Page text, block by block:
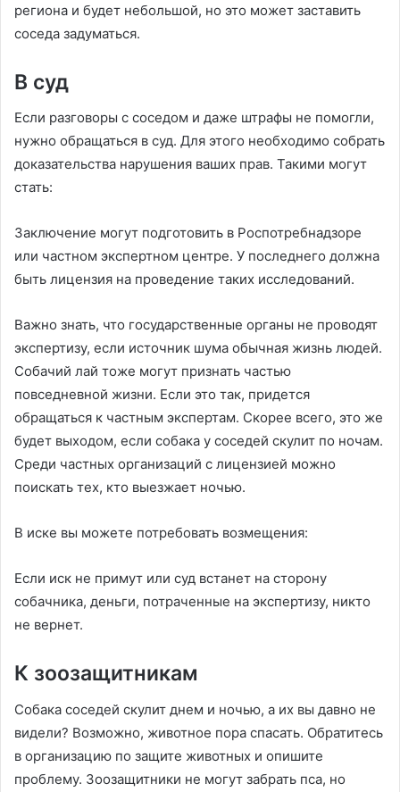
региона и будет небольшой, но это может заставить
соседа задуматься.
В суд
Если разговоры с соседом и даже штрафы не помогли,
нужно обращаться в суд. Для этого необходимо собрать
доказательства нарушения ваших прав. Такими могут
стать:
Заключение могут подготовить в Роспотребнадзоре
или частном экспертном центре. У последнего должна
быть лицензия на проведение таких исследований.
Важно знать, что государственные органы не проводят
экспертизу, если источник шума обычная жизнь людей.
Собачий лай тоже могут признать частью
повседневной жизни. Если это так, придется
обращаться к частным экспертам. Скорее всего, это же
будет выходом, если собака у соседей скулит по ночам.
Среди частных организаций с лицензией можно
поискать тех, кто выезжает ночью.
В иске вы можете потребовать возмещения:
Если иск не примут или суд встанет на сторону
собачника, деньги, потраченные на экспертизу, никто
не вернет.
К зоозащитникам
Собака соседей скулит днем и ночью, а их вы давно не
видели? Возможно, животное пора спасать. Обратитесь
в организацию по защите животных и опишите
проблему. Зоозащитники не могут забрать пса, но